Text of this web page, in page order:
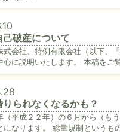
己破産について
式会社、特例有限会社（以下、
心に説明いたします。 本稿を
りられなくなるかも？
（平成２２年）の６月から（も
になります。 総量規制という